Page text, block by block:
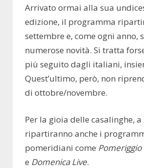
Arrivato ormai alla sua
edizione, il programma
settembre e, come ogni anno,
numerose novità. Si tratta
più seguito dagli italiani,
Quest’ultimo, però, non
di ottobre/novembre.
Per la gioia delle casalinghe,
ripartiranno anche i
pomeridiani come Pomeriggio
e Domenica Live.